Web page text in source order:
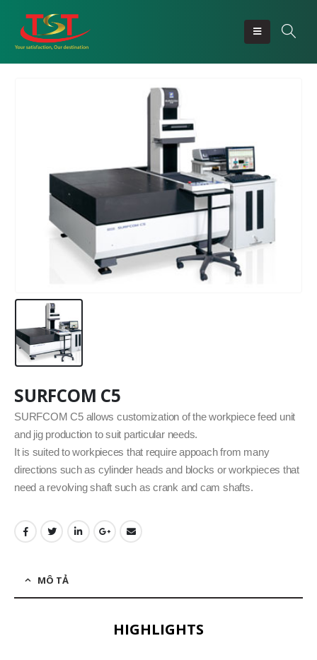
SURFCOM C5
SURFCOM C5 allows customization of the workpiece feed unit
and jig production to suit particular needs.
It is suited to workpieces that require appoach from many
directions such as cylinder heads and blocks or workpieces that
need a revolving shaft such as crank and cam shafts.
MÔ TẢ
HIGHLIGHTS